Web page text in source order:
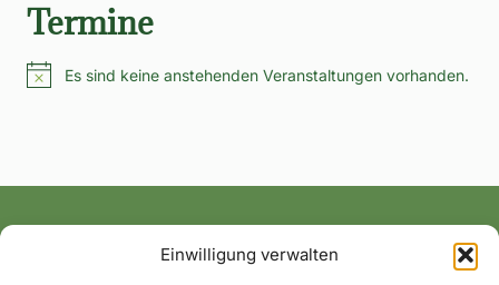
Einwilligung verwalten
Termine
HinweisEs sind keine anstehenden Veranstaltungen vorhanden.
Alle News und Termine ins Postfach!